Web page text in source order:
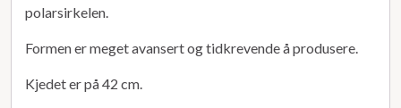
polarsirkelen.
Formen er meget avansert og tidkrevende å produsere.
Kjedet er på 42 cm.